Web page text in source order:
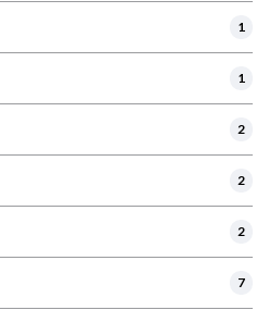
1
1
2
2
2
7